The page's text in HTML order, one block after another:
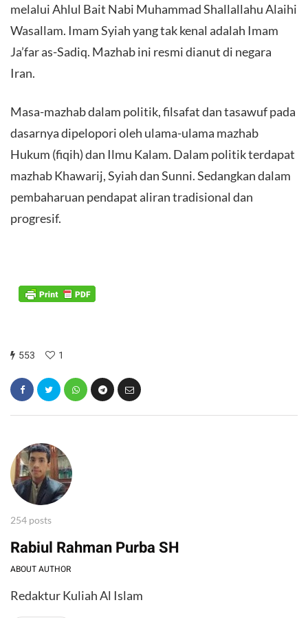
melalui Ahlul Bait Nabi Muhammad Shallallahu Alaihi
Wasallam. Imam Syiah yang tak kenal adalah Imam
Ja’far as-Sadiq. Mazhab ini resmi dianut di negara
Iran.
Masa-mazhab dalam politik, filsafat dan tasawuf pada
dasarnya dipelopori oleh ulama-ulama mazhab
Hukum (fiqih) dan Ilmu Kalam. Dalam politik terdapat
mazhab Khawarij, Syiah dan Sunni. Sedangkan dalam
pembaharuan pendapat aliran tradisional dan
progresif.
553 1
254 posts
Rabiul Rahman Purba SH
ABOUT AUTHOR
Redaktur Kuliah Al Islam